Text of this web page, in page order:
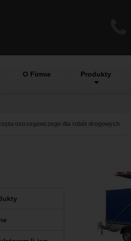
O Firmie Produkty
ostrzegawczego dla robót drogowych